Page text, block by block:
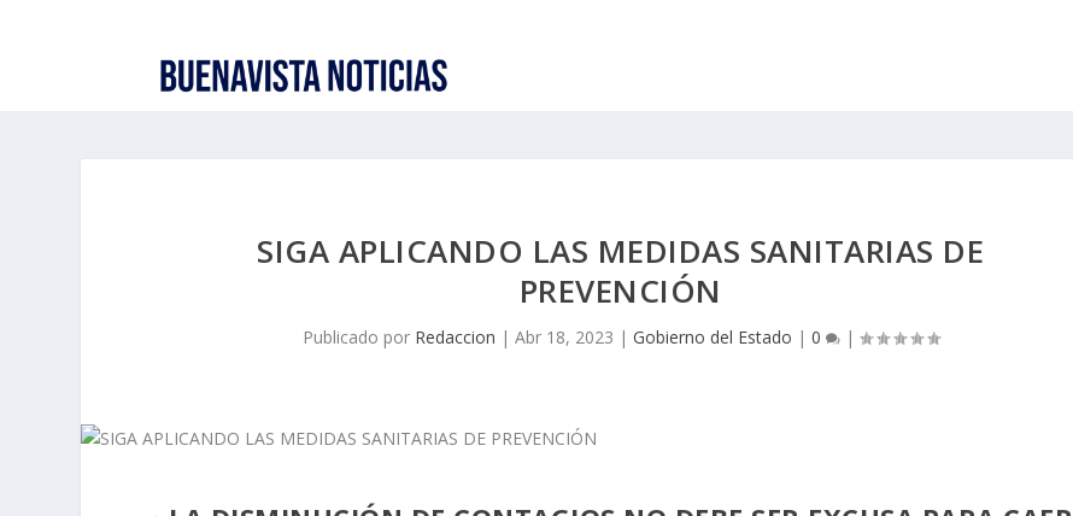
SIGA APLICANDO LAS MEDIDAS SANITARIAS DE
PREVENCIÓN
Publicado por Redaccion | Abr 18, 2023 | Gobierno del Estado | 0 |